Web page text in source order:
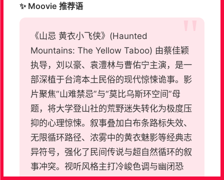
✨ Moovie 推荐语
《山忌 黄衣小飞侠》(Haunted
Mountains: The Yellow Taboo) 由蔡佳颖
执导，刘以豪、袁澧林与曹佑宁主演，是一
部深植于台湾本土民俗的现代惊悚诡事。影
片聚焦“山难禁忌”与“莫比乌斯环空间”母
题，将大学登山社的荒野迷失转化为极度压
抑的心理惊悚。叙事叠加白布条路标失效、
无限循环路径、浓雾中的黄衣魅影等经典志
异符号，强化了民间传说与超自然循环的叙
事冲突。视听风格主打冷峻色调与幽闭恐